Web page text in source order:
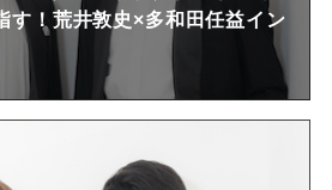
す！荒井敦史×多和田任益イン